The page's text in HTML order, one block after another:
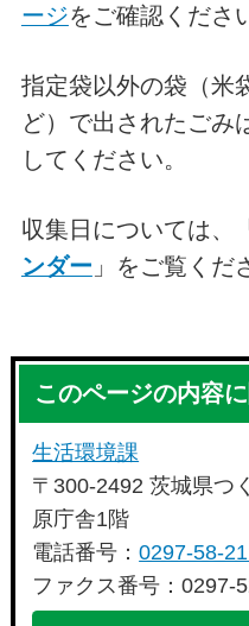
ージをご確認くださ
指定袋以外の袋（米
ど）で出されたごみ
してください。
収集日については、「
ンダー 」をご覧くだ
このページの内容
生活環境課
〒300-2492 茨城県つ
原庁舎1階
電話番号：0297-58-
ファクス番号：0297-